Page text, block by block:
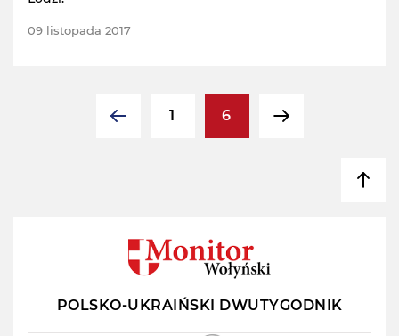
09 listopada 2017
1 6
POLSKO-UKRAIŃSKI DWUTYGODNIK